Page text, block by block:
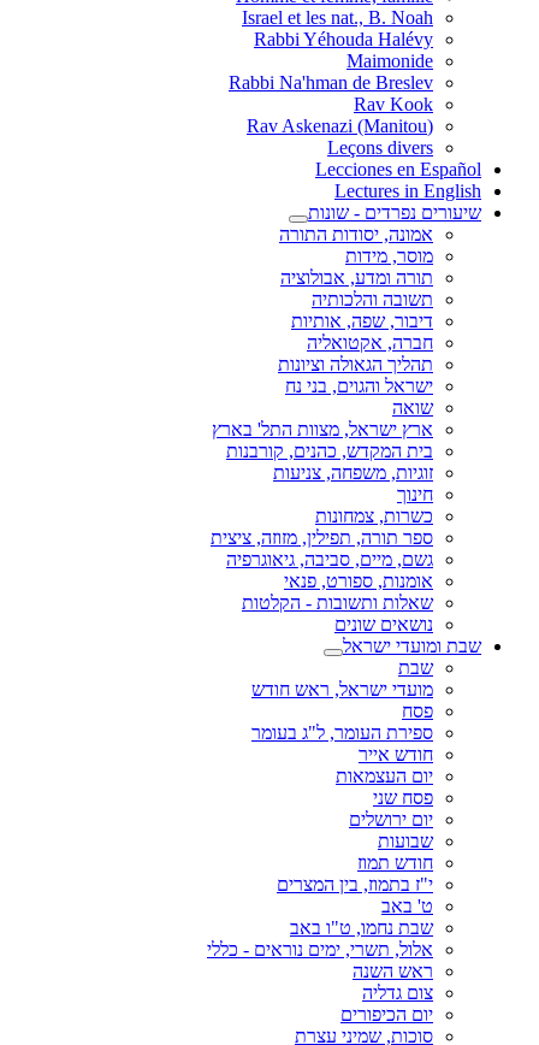
Israel et les nat., B. Noah
Rabbi Yéhouda Halévy
Maimonide
Rabbi Na'hman de Breslev
Rav Kook
(Rav Askenazi (Manitou
Leçons divers
Lecciones en Español
Lectures in English
שיעורים נפרדים - שונות
אמונה, יסודות התורה
מוסר, מידות
תורה ומדע, אבולוציה
תשובה והלכותיה
דיבור, שפה, אותיות
חברה, אקטואליה
תהליך הגאולה וציונות
ישראל והגוים, בני נח
שואה
ארץ ישראל, מצוות התל' בארץ
בית המקדש, כהנים, קורבנות
זוגיות, משפחה, צניעות
חינוך
כשרות, צמחונות
ספר תורה, תפילין, מזוזה, ציצית
גשם, מיים, סביבה, גיאוגרפיה
אומנות, ספורט, פנאי
שאלות ותשובות - הקלטות
נושאים שונים
שבת ומועדי ישראל
שבת
מועדי ישראל, ראש חודש
פסח
ספירת העומר, ל"ג בעומר
חודש אייר
יום העצמאות
פסח שני
יום ירושלים
שבועות
חודש תמוז
י"ז בתמוז, בין המצרים
ט' באב
שבת נחמו, ט"ו באב
אלול, תשרי, ימים נוראים - כללי
ראש השנה
צום גדליה
יום הכיפורים
סוכות, שמיני עצרת